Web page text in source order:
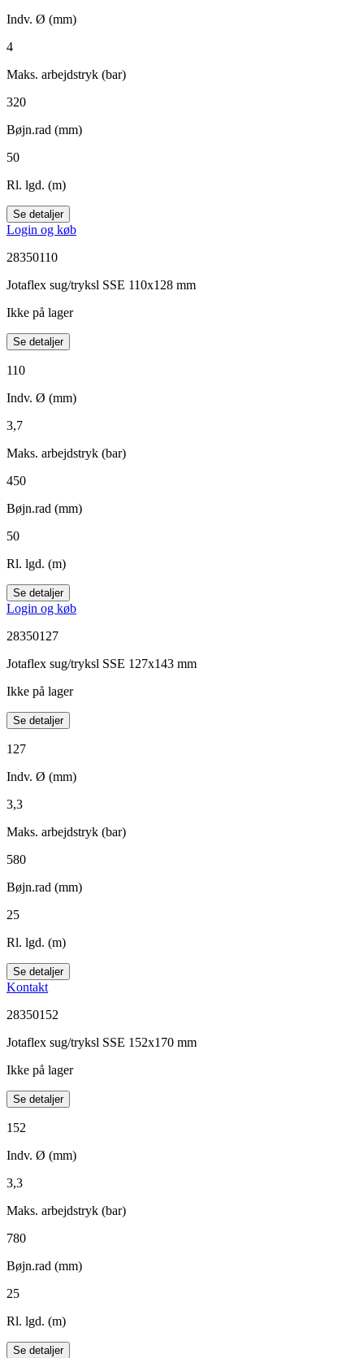
Indv. Ø (mm)
4
Maks. arbejdstryk (bar)
320
Bøjn.rad (mm)
50
Rl. lgd. (m)
Se detaljer
Login og køb
28350110
Jotaflex sug/tryksl SSE 110x128 mm
Ikke på lager
Se detaljer
110
Indv. Ø (mm)
3,7
Maks. arbejdstryk (bar)
450
Bøjn.rad (mm)
50
Rl. lgd. (m)
Se detaljer
Login og køb
28350127
Jotaflex sug/tryksl SSE 127x143 mm
Ikke på lager
Se detaljer
127
Indv. Ø (mm)
3,3
Maks. arbejdstryk (bar)
580
Bøjn.rad (mm)
25
Rl. lgd. (m)
Se detaljer
Kontakt
28350152
Jotaflex sug/tryksl SSE 152x170 mm
Ikke på lager
Se detaljer
152
Indv. Ø (mm)
3,3
Maks. arbejdstryk (bar)
780
Bøjn.rad (mm)
25
Rl. lgd. (m)
Se detaljer